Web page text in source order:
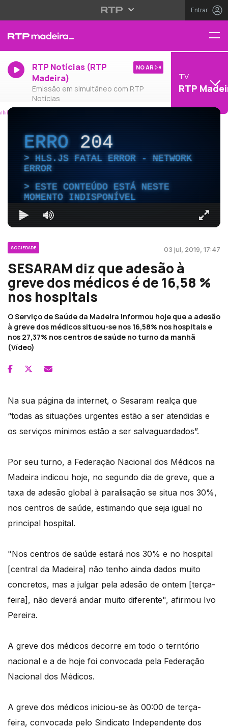
Entrar
RTP Notícias (RTP
Madeira)
Emissão em simultâneo com RTP
Notícias
NO AR
TV
RTP
ERRO204
HLS.JS FATAL ERROR - NETWORK
ERROR
ESTE CONTEÚDO ESTÁ NESTE
MOMENTO INDISPONÍVEL
SOCIEDADE 03 jul, 2019, 17:47
SESARAM diz que adesão à
greve dos médicos é de 16,58 %
nos hospitais
O Serviço de Saúde da Madeira informou hoje que a adesão
à greve dos médicos situou-se nos 16,58% nos hospitais e
nos 27,37% nos centros de saúde no turno da manhã
(Vídeo)
Na sua página da internet, o Sesaram realça que
“todas as situações urgentes estão a ser atendidas e
os serviços mínimos estão a ser salvaguardados”.
Por seu turno, a Federação Nacional dos Médicos na
Madeira indicou hoje, no segundo dia de greve, que a
taxa de adesão global à paralisação se situa nos 30%,
nos centros de saúde, estimando que seja igual no
principal hospital.
"Nos centros de saúde estará nos 30% e no hospital
[central da Madeira] não tenho ainda dados muito
concretos, mas a julgar pela adesão de ontem [terça-
feira], não deverá andar muito diferente", afirmou Ivo
Pereira.
A greve dos médicos decorre em todo o território
nacional e a de hoje foi convocada pela Federação
Nacional dos Médicos.
A greve dos médicos iniciou-se às 00:00 de terça-
feira, convocada pelo Sindicato Independente dos